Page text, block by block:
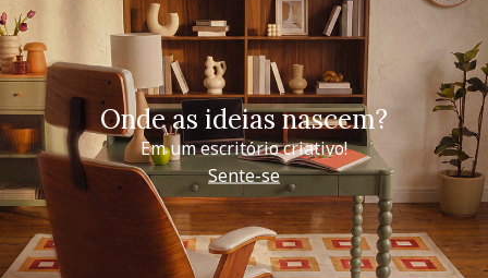
Onde as ideias nascem?
Em um escritório criativo!
Sente-se